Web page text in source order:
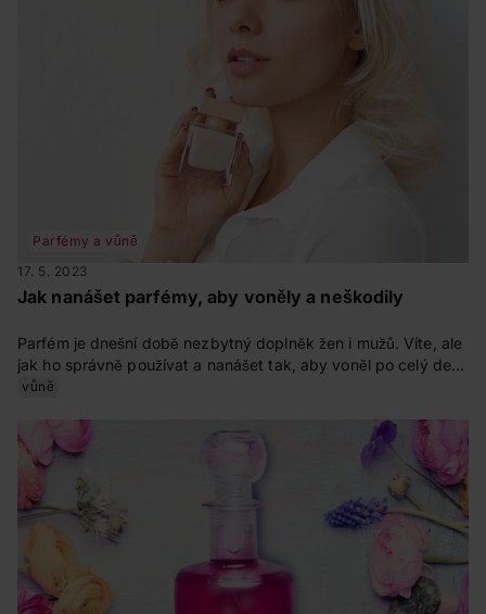
Parfémy a vůně
17. 5. 2023
Jak nanášet parfémy, aby voněly a neškodily
Parfém je dnešní době nezbytný doplněk žen i mužů. Víte, ale
jak ho správně používat a nanášet tak, aby voněl po celý den?
Zjistěte vše v našem článku.
vůně